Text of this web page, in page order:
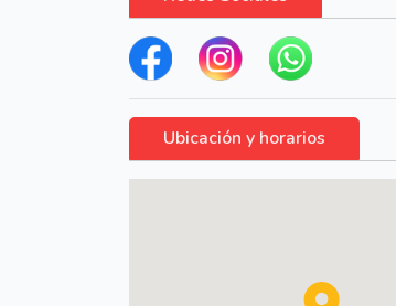
Ubicación y horarios